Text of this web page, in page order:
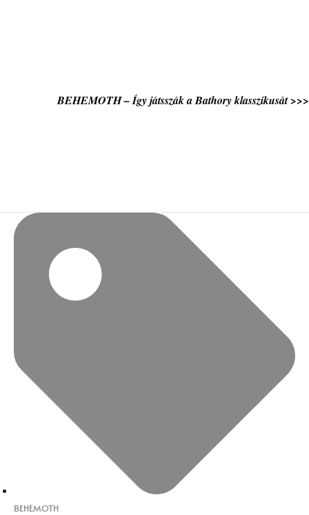
BEHEMOTH – Így játsszák a Bathory klasszikusát >>>
BEHEMOTH